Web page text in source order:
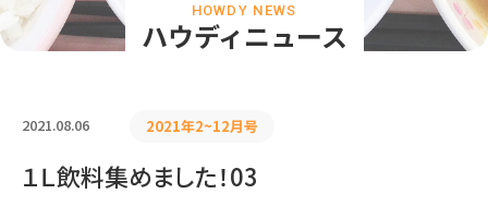
ハウディニュース
HOWDY NEWS
2021.08.06 2021年2~12月号
１Ｌ飲料集めました！03